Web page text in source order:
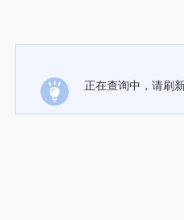
正在查询中，请刷